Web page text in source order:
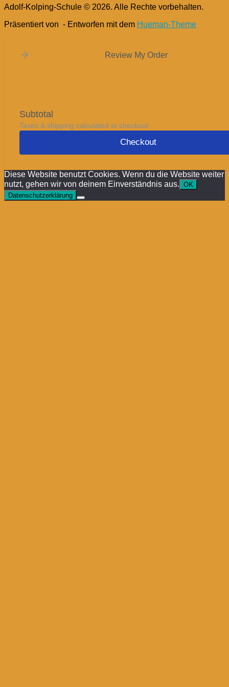
Adolf-Kolping-Schule © 2026. Alle Rechte vorbehalten.
Präsentiert von - Entworfen mit dem Hueman-Theme
Review My Order
Subtotal
Taxes & shipping calculated at checkout
Checkout
Diese Website benutzt Cookies. Wenn du die Website weiter
nutzt, gehen wir von deinem Einverständnis aus. OK
Datenschutzerklärung